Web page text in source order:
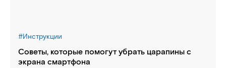
#Инструкции
Советы, которые помогут убрать царапины с
экрана смартфона